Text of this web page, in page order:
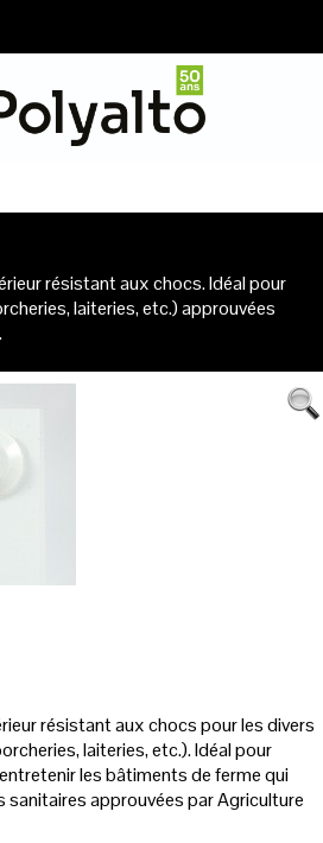
résistant aux chocs. Idéal pour
laiteries, etc.) approuvées
résistant aux chocs pour les divers
laiteries, etc.). Idéal pour
les bâtiments de ferme qui
approuvées par Agriculture